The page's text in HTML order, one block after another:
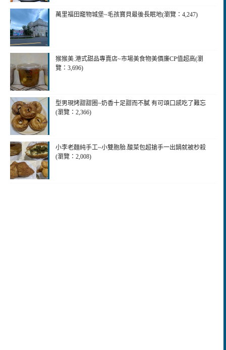
萬里福田竉物城堡~毛孩寶貝最後長眠地(瀏覽：4,247)
猴猴美.港式甜品專賣店~市場美食物美價廉CP值超高(瀏
覽：3,696)
型男現烤甜甜圈~奶香十足甜而不膩 有可頌口感吃了難忘
(瀏覽：2,366)
小李老麵純手工~小雙胞胎.酸菜包超搶手一出鍋就被杪殺
(瀏覽：2,008)